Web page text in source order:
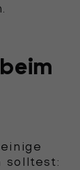
solltest: